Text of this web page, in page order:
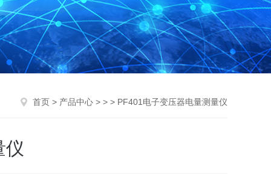
首页 > 产品中心 > > > PF401电子变压器电量测量仪
仪